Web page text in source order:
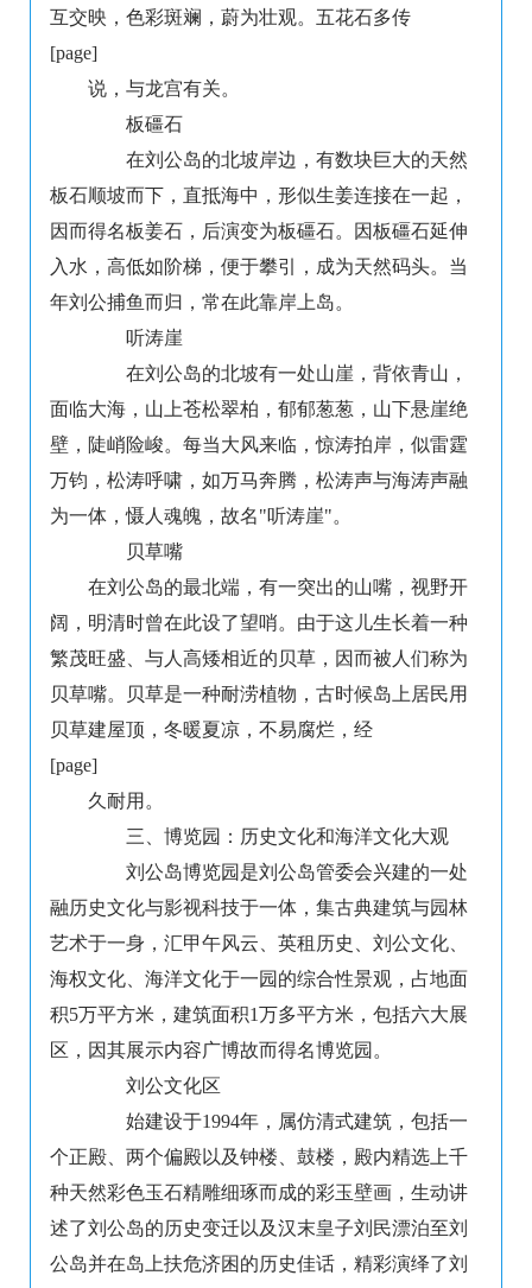
互交映，色彩斑斓，蔚为壮观。五花石多传
[page]
说，与龙宫有关。
板礓石
在刘公岛的北坡岸边，有数块巨大的天然
板石顺坡而下，直抵海中，形似生姜连接在一起，
因而得名板姜石，后演变为板礓石。因板礓石延伸
入水，高低如阶梯，便于攀引，成为天然码头。当
年刘公捕鱼而归，常在此靠岸上岛。
听涛崖
在刘公岛的北坡有一处山崖，背依青山，
面临大海，山上苍松翠柏，郁郁葱葱，山下悬崖绝
壁，陡峭险峻。每当大风来临，惊涛拍岸，似雷霆
万钧，松涛呼啸，如万马奔腾，松涛声与海涛声融
为一体，慑人魂魄，故名"听涛崖"。
贝草嘴
在刘公岛的最北端，有一突出的山嘴，视野开
阔，明清时曾在此设了望哨。由于这儿生长着一种
繁茂旺盛、与人高矮相近的贝草，因而被人们称为
贝草嘴。贝草是一种耐涝植物，古时候岛上居民用
贝草建屋顶，冬暖夏凉，不易腐烂，经
[page]
久耐用。
三、博览园：历史文化和海洋文化大观
刘公岛博览园是刘公岛管委会兴建的一处
融历史文化与影视科技于一体，集古典建筑与园林
艺术于一身，汇甲午风云、英租历史、刘公文化、
海权文化、海洋文化于一园的综合性景观，占地面
积5万平方米，建筑面积1万多平方米，包括六大展
区，因其展示内容广博故而得名博览园。
刘公文化区
始建设于1994年，属仿清式建筑，包括一
个正殿、两个偏殿以及钟楼、鼓楼，殿内精选上千
种天然彩色玉石精雕细琢而成的彩玉壁画，生动讲
述了刘公岛的历史变迁以及汉末皇子刘民漂泊至刘
公岛并在岛上扶危济困的历史佳话，精彩演绎了刘